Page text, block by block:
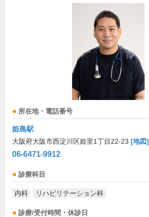
所在地・電話番号
姫島駅
大阪府大阪市西淀川区姫里1丁目22-23 [地図]
06-6471-9912
診療科目
内科 リハビリテーション科
診療/受付時間・休診日